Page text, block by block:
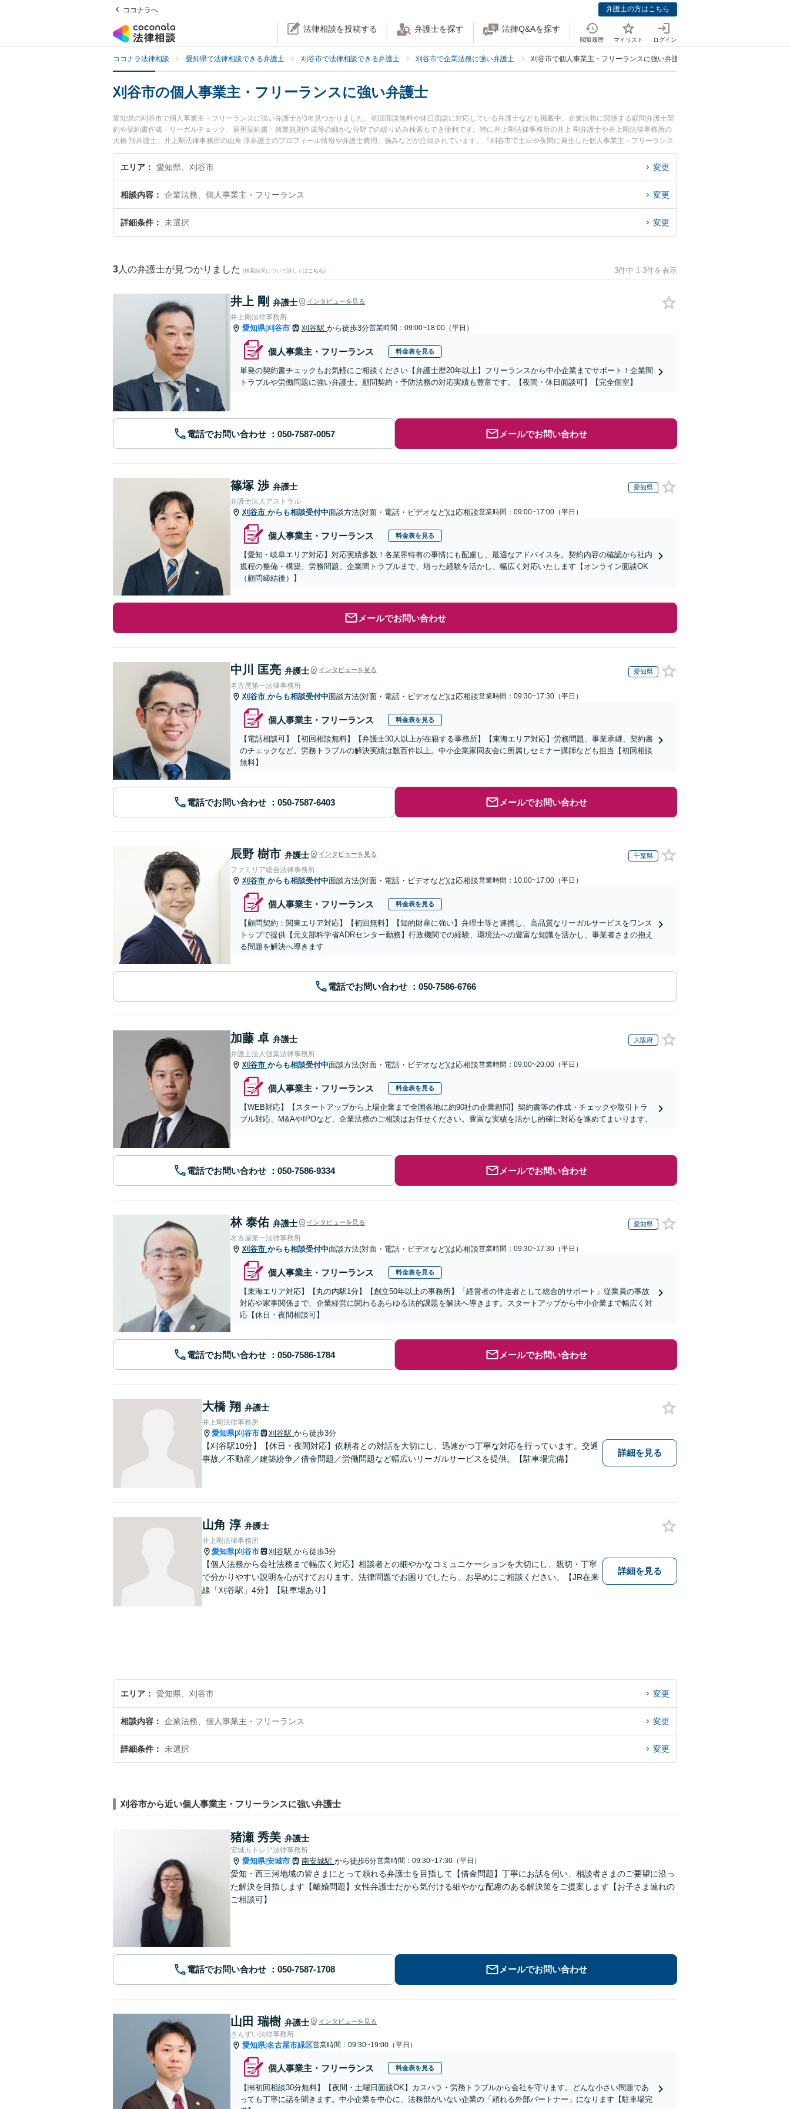
ココナラへ 弁護士の方はこちら
法律相談を投稿する 弁護士を探す 法律Q&Aを探す
閲覧履歴 マイリスト ログイン
ココナラ法律相談 愛知県で法律相談できる弁護士 刈谷市で法律相談できる弁護士 刈谷市で企業法務に強い弁護士 刈谷市で個人事業主・フリーランスに強い弁護士
刈谷市の個人事業主・フリーランスに強い弁護士
愛知県の刈谷市で個人事業主・フリーランスに強い弁護士が3名見つかりました。初回面談無料や休日面談に対応している弁護士なども掲載中。企業法務に関係する顧問弁護士契
約や契約書作成・リーガルチェック、雇用契約書・就業規則作成等の細かな分野での絞り込み検索もでき便利です。特に井上剛法律事務所の井上 剛弁護士や井上剛法律事務所の
大橋 翔弁護士、井上剛法律事務所の山角 淳弁護士のプロフィール情報や弁護士費用、強みなどが注目されています。『刈谷市で土日や夜間に発生した個人事業主・フリーランス
のトラブルを今すぐに弁護士に相談したい』『個人事業主・フリーランスのトラブル解決の実績豊富な近くの弁護士を検索したい』『初回相談無料で個人事業主・フリーランスを
法律相談できる刈谷市内の弁護士に相談予約したい』などでお困りの相談者さんにおすすめです。
エリア 愛知県、刈谷市 変更
相談内容 企業法務、個人事業主・フリーランス 変更
詳細条件 未選択 変更
3 人の弁護士が見つかりました (検索結果について詳しくは こちら) 3件中 1-3件を表示
井上 剛 弁護士 インタビューを見る
井上剛法律事務所
愛知県|刈谷市 刈谷駅 から徒歩3分営業時間：09:00~18:00（平日）
個人事業主・フリーランス 料金表を見る
単発の契約書チェックもお気軽にご相談ください【弁護士歴20年以上】フリーランスから中小企業までサポート！企業間
トラブルや労働問題に強い弁護士。顧問契約・予防法務の対応実績も豊富です。【夜間・休日面談可】【完全個室】
電話でお問い合わせ メールでお問い合わせ
篠塚 渉 弁護士 愛知県
弁護士法人アストラル
刈谷市 からも相談受付中面談方法(対面・電話・ビデオなど)は応相談営業時間：09:00~17:00（平日）
個人事業主・フリーランス 料金表を見る
【愛知・岐阜エリア対応】対応実績多数！各業界特有の事情にも配慮し、最適なアドバイスを。契約内容の確認から社内
規程の整備・構築、労務問題、企業間トラブルまで、培った経験を活かし、幅広く対応いたします【オンライン面談OK
（顧問締結後）】
メールでお問い合わせ
中川 匡亮 弁護士 インタビューを見る 愛知県
名古屋第一法律事務所
刈谷市 からも相談受付中面談方法(対面・電話・ビデオなど)は応相談営業時間：09:30~17:30（平日）
個人事業主・フリーランス 料金表を見る
【電話相談可】【初回相談無料】【弁護士30人以上が在籍する事務所】【東海エリア対応】労務問題、事業承継、契約書
のチェックなど。労務トラブルの解決実績は数百件以上。中小企業家同友会に所属しセミナー講師なども担当【初回相談
無料】
電話でお問い合わせ メールでお問い合わせ
辰野 樹市 弁護士 インタビューを見る 千葉県
ファミリア総合法律事務所
刈谷市 からも相談受付中面談方法(対面・電話・ビデオなど)は応相談営業時間：10:00~17:00（平日）
個人事業主・フリーランス 料金表を見る
【顧問契約：関東エリア対応】【初回無料】【知的財産に強い】弁理士等と連携し、高品質なリーガルサービスをワンス
トップで提供【元文部科学省ADRセンター勤務】行政機関での経験、環境法への豊富な知識を活かし、事業者さまの抱え
る問題を解決へ導きます
電話でお問い合わせ
加藤 卓 弁護士 大阪府
弁護士法人啓葉法律事務所
刈谷市 からも相談受付中面談方法(対面・電話・ビデオなど)は応相談営業時間：09:00~20:00（平日）
個人事業主・フリーランス 料金表を見る
【WEB対応】【スタートアップから上場企業まで全国各地に約90社の企業顧問】契約書等の作成・チェックや取引トラ
ブル対応、M&AやIPOなど、企業法務のご相談はお任せください。豊富な実績を活かし的確に対応を進めてまいります。
電話でお問い合わせ メールでお問い合わせ
林 泰佑 弁護士 インタビューを見る 愛知県
名古屋第一法律事務所
刈谷市 からも相談受付中面談方法(対面・電話・ビデオなど)は応相談営業時間：09:30~17:30（平日）
個人事業主・フリーランス 料金表を見る
【東海エリア対応】【丸の内駅1分】【創立50年以上の事務所】「経営者の伴走者として総合的サポート」従業員の事故
対応や家事関係まで、企業経営に関わるあらゆる法的課題を解決へ導きます。スタートアップから中小企業まで幅広く対
応【休日・夜間相談可】
電話でお問い合わせ メールでお問い合わせ
大橋 翔 弁護士
井上剛法律事務所
愛知県|刈谷市 刈谷駅 から徒歩3分
【刈谷駅10分】【休日・夜間対応】依頼者との対話を大切にし、迅速かつ丁寧な対応を行っています。交通
事故／不動産／建築紛争／借金問題／労働問題など幅広いリーガルサービスを提供。【駐車場完備】
詳細を見る
山角 淳 弁護士
井上剛法律事務所
愛知県|刈谷市 刈谷駅 から徒歩3分
【個人法務から会社法務まで幅広く対応】相談者との細やかなコミュニケーションを大切にし、親切・丁寧
で分かりやすい説明を心がけております。法律問題でお困りでしたら、お早めにご相談ください。【JR在来
線「刈谷駅」4分】【駐車場あり】
詳細を見る
エリア 愛知県、刈谷市 変更
相談内容 企業法務、個人事業主・フリーランス 変更
詳細条件 未選択 変更
刈谷市から近い個人事業主・フリーランスに強い弁護士
猪瀬 秀美 弁護士
安城カトレア法律事務所
愛知県|安城市 南安城駅 から徒歩6分営業時間：09:30~17:30（平日）
愛知・西三河地域の皆さまにとって頼れる弁護士を目指して【借金問題】丁寧にお話を伺い、相談者さまのご要望に沿っ
た解決を目指します【離婚問題】女性弁護士だから気付ける細やかな配慮のある解決策をご提案します【お子さま連れの
ご相談可】
電話でお問い合わせ メールでお問い合わせ
山田 瑞樹 弁護士 インタビューを見る
さんずい法律事務所
愛知県|名古屋市緑区営業時間：09:30~19:00（平日）
個人事業主・フリーランス 料金表を見る
【🆓初回相談30分無料】【夜間・土曜日面談OK】カスハラ・労務トラブルから会社を守ります。どんな小さい問題であ
っても丁寧に話を聞きます。中小企業を中心に、法務部がいない企業の「頼れる外部パートナー」になります【駐車場完